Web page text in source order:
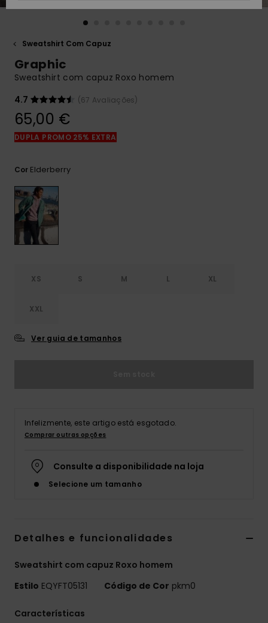
resposta mais
respostas
para as
frequentes e o
DESEJO
Sweatshirt Com Capuz
Graphic
Sweatshirt com capuz Roxo homem
4.7
(67 Avaliações)
65,00 €
DUPLA PROMO 25% EXTRA
Cor Elderberry
XS S M L XL
XXL
Ver guia de tamanhos
Infelizmente, este artigo está esgotado.
Comprar outras opções
Consulte a disponibilidade na loja
Selecione um tamanho
Detalhes e funcionalidades
Sweatshirt com capuz Roxo homem
Estilo EQYFT05131 Código de Cor pkm0
Características